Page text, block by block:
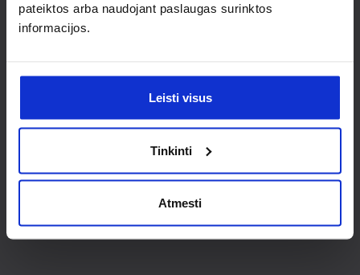
pateiktos arba naudojant paslaugas surinktos
informacijos.
Leisti visus
Tinkinti
Atmesti
Susisiekti